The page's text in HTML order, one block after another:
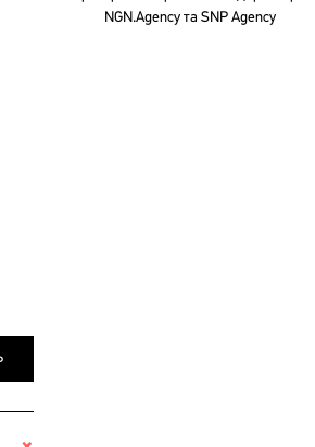
NGN.Agency та SNP Agency